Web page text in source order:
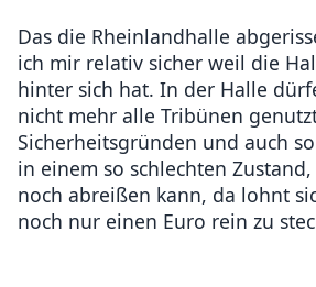
Das die Rheinlandhalle
ich mir relativ sicher weil die
hinter sich hat. In der Halle
nicht mehr alle Tribünen
Sicherheitsgründen und auch
in einem so schlechten
noch abreißen kann, da lohnt
noch nur einen Euro rein zu